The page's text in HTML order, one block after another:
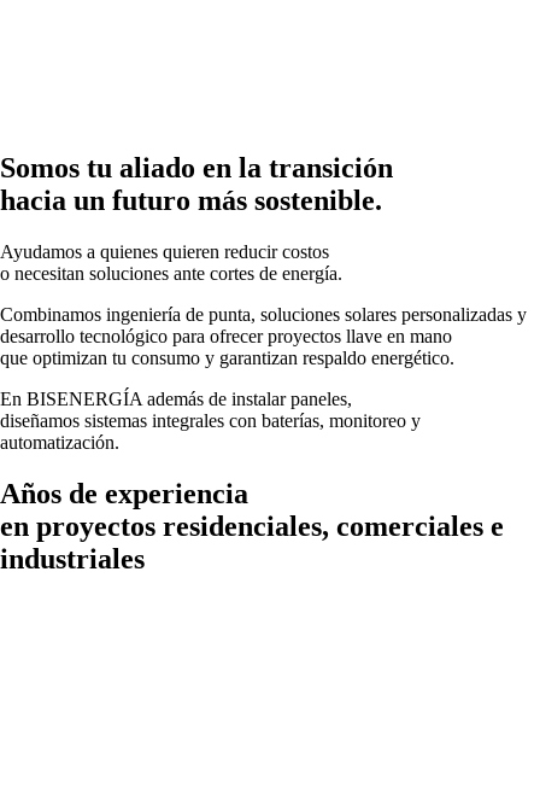
Somos tu aliado en la transición
hacia un futuro más sostenible.
Ayudamos a quienes quieren reducir costos
o necesitan soluciones ante cortes de energía.
Combinamos ingeniería de punta, soluciones solares personalizadas y
desarrollo tecnológico para ofrecer proyectos llave en mano
que optimizan tu consumo y garantizan respaldo energético.
En BISENERGÍA además de instalar paneles,
diseñamos sistemas integrales con baterías, monitoreo y
automatización.
Años de experiencia
en proyectos residenciales, comerciales e
industriales